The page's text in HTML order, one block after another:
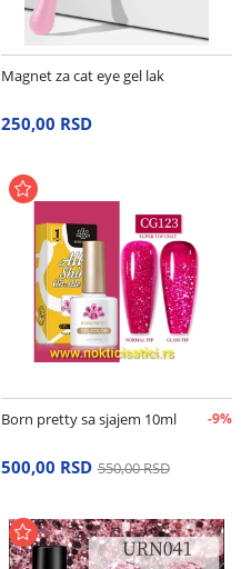
Magnet za cat eye gel lak
250,00 RSD
Born pretty sa sjajem 10ml -9%
500,00 RSD 550,00 RSD